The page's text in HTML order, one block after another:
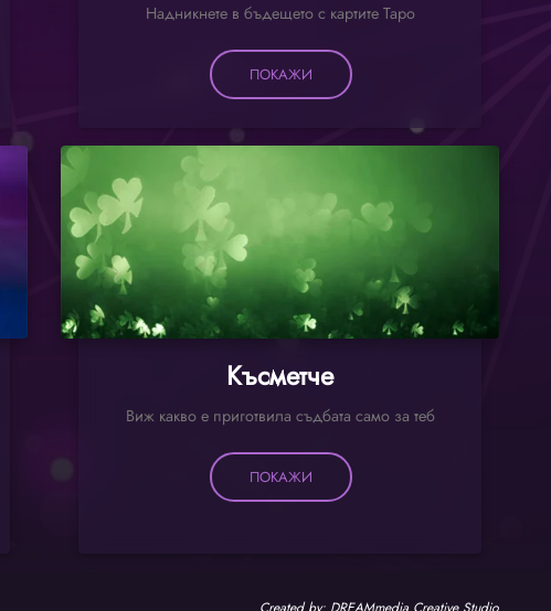
Надникнете в бъдещето с картите Таро
ПОКАЖИ
Късметче
Виж какво е приготвила съдбата само за теб
ПОКАЖИ